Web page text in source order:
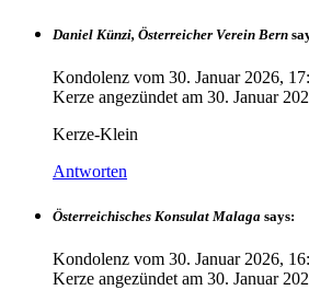
Daniel Künzi, Österreicher Verein Bern
Kondolenz vom 30. Januar 2026,
Kerze angezündet am 30. Januar
Kerze-Klein
Antworten
Österreichisches Konsulat Malaga says:
Kondolenz vom 30. Januar 2026,
Kerze angezündet am 30. Januar